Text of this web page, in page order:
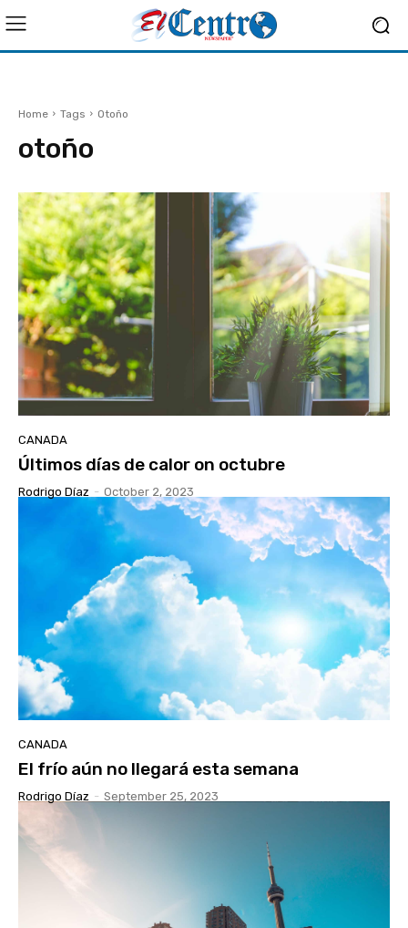
Home Tags Otoño
otoño
CANADA
Últimos días de calor on octubre
Rodrigo Díaz - October 2, 2023
CANADA
El frío aún no llegará esta semana
Rodrigo Díaz - September 25, 2023